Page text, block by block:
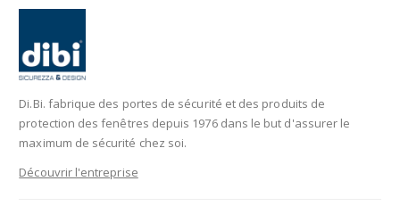
Di.Bi. fabrique des portes de sécurité et des produits de
protection des fenêtres depuis 1976 dans le but d'assurer le
maximum de sécurité chez soi.
Découvrir l'entreprise